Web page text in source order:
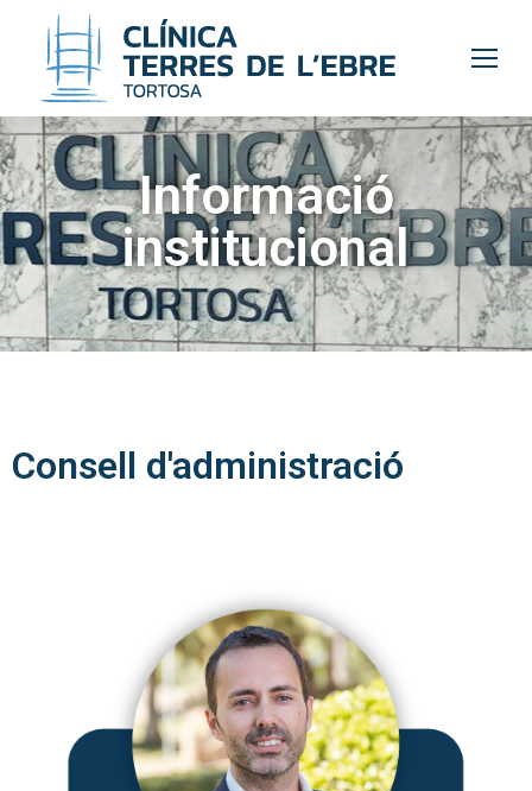
Informació
institucional
Consell d'administració